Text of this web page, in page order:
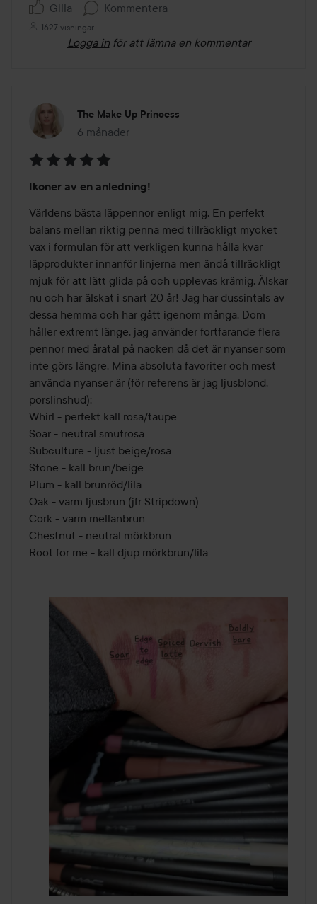
Gilla Kommentera
1627 visningar
Logga in för att lämna en kommentar
The Make Up Princess
6 månader
Inlägget skapades 6 månader
5
av
5
Ikoner av en anledning!
Världens bästa läppennor enligt mig. En perfekt
balans mellan riktig penna med tillräckligt mycket
vax i formulan för att verkligen kunna hålla kvar
läpprodukter innanför linjerna men ändå tillräckligt
mjuk för att lätt glida på och upplevas krämig. Älskar
nu och har älskat i snart 20 år! Jag har dussintals av
dessa hemma och har gått igenom många. Dom
håller extremt länge, jag använder fortfarande flera
pennor med åratal på nacken då det är nyanser som
inte görs längre. Mina absoluta favoriter och mest
använda nyanser är (för referens är jag ljusblond,
porslinshud):
Whirl - perfekt kall rosa/taupe
Soar - neutral smutrosa
Subculture - ljust beige/rosa
Stone - kall brun/beige
Plum - kall brunröd/lila
Oak - varm ljusbrun (jfr Stripdown)
Cork - varm mellanbrun
Chestnut - neutral mörkbrun